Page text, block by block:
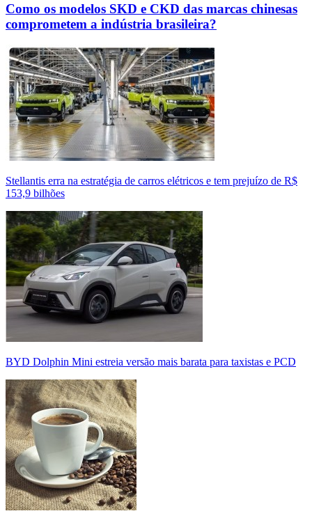
Como os modelos SKD e CKD das marcas chinesas
comprometem a indústria brasileira?
Stellantis erra na estratégia de carros elétricos e tem prejuízo de R$
153,9 bilhões
BYD Dolphin Mini estreia versão mais barata para taxistas e PCD